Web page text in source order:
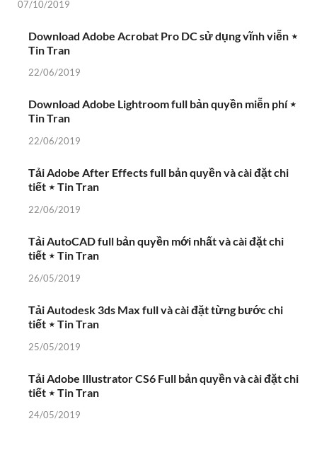
07/10/2019
Download Adobe Acrobat Pro DC sử dụng vĩnh viễn ⋆
Tin Tran
22/06/2019
Download Adobe Lightroom full bản quyền miễn phí ⋆
Tin Tran
22/06/2019
Tải Adobe After Effects full bản quyền và cài đặt chi
tiết ⋆ Tin Tran
22/06/2019
Tải AutoCAD full bản quyền mới nhất và cài đặt chi
tiết ⋆ Tin Tran
26/05/2019
Tải Autodesk 3ds Max full và cài đặt từng bước chi
tiết ⋆ Tin Tran
25/05/2019
Tải Adobe Illustrator CS6 Full bản quyền và cài đặt chi
tiết ⋆ Tin Tran
24/05/2019